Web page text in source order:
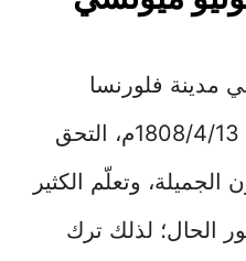
مدينة فلورنسا
بإيطاليا، لأسرة فقيرة في 1808/4/13م، التحق
وتعلّم الكثير
الحال؛ لذلك ترك